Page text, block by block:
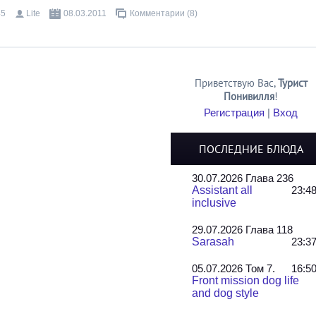
Lite 08.03.2011 Комментарии (8)
Приветствую Вас,Турист
Понивилля!
Регистрация | Вход
ПОСЛЕДНИЕ БЛЮДА
30.07.2026 Глава 236
23:48
Assistant all
inclusive
29.07.2026 Глава 118
23:37
Sarasah
05.07.2026 Том 7.
16:50
Front mission dog life
and dog style